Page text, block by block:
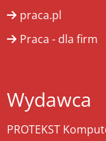
praca.pl
Praca - dla firm
Wydawca
PROTEKST